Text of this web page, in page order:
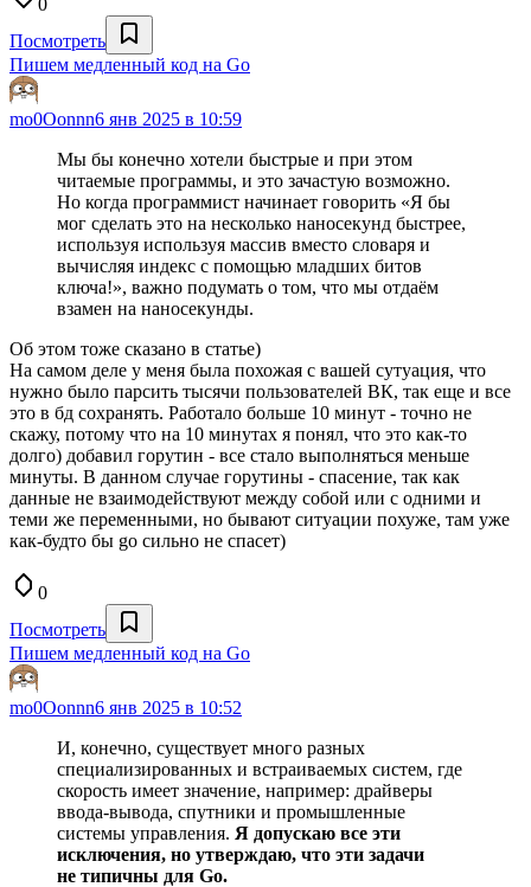
0
Посмотреть
Пишем медленный код на Go
mo0Oonnn6 янв 2025 в 10:59
Мы бы конечно хотели быстрые и при этом
читаемые программы, и это зачастую возможно.
Но когда программист начинает говорить «Я бы
мог сделать это на несколько наносекунд быстрее,
используя используя массив вместо словаря и
вычисляя индекс с помощью младших битов
ключа!», важно подумать о том, что мы отдаём
взамен на наносекунды.
Об этом тоже сказано в статье)
На самом деле у меня была похожая с вашей сутуация, что
нужно было парсить тысячи пользователей ВК, так еще и все
это в бд сохранять. Работало больше 10 минут - точно не
скажу, потому что на 10 минутах я понял, что это как-то
долго) добавил горутин - все стало выполняться меньше
минуты. В данном случае горутины - спасение, так как
данные не взаимодействуют между собой или с одними и
теми же переменными, но бывают ситуации похуже, там уже
как-будто бы go сильно не спасет)
0
Посмотреть
Пишем медленный код на Go
mo0Oonnn6 янв 2025 в 10:52
И, конечно, существует много разных
специализированных и встраиваемых систем, где
скорость имеет значение, например: драйверы
ввода‑вывода, спутники и промышленные
системы управления. Я допускаю все эти
исключения, но утверждаю, что эти задачи
не типичны для Go.